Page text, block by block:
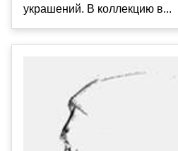
украшений. В коллекцию в...